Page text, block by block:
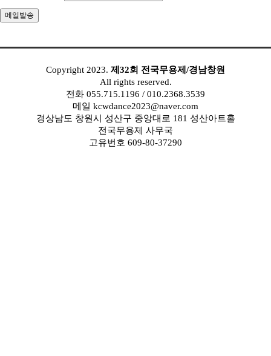
Copyright 2023. 제32회 전국무용제/경남창원
All rights reserved.
전화 055.715.1196 / 010.2368.3539
메일 kcwdance2023@naver.com
경상남도 창원시 성산구 중앙대로 181 성산아트홀
전국무용제 사무국
고유번호 609-80-37290